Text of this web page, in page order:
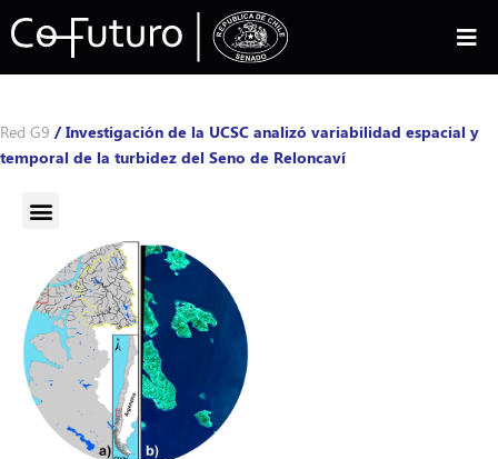
Red G9 /Investigación de la UCSC analizó variabilidad espacial y
temporal de la turbidez del Seno de Reloncaví